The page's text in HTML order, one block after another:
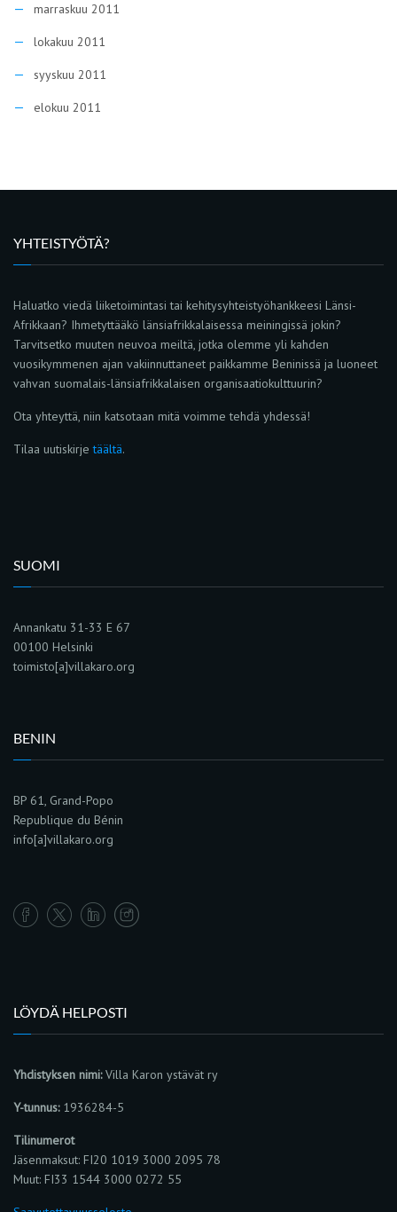
marraskuu 2011
lokakuu 2011
syyskuu 2011
elokuu 2011
YHTEISTYÖTÄ?
Haluatko viedä liiketoimintasi tai kehitysyhteistyöhankkeesi Länsi-
Afrikkaan? Ihmetyttääkö länsiafrikkalaisessa meiningissä jokin?
Tarvitsetko muuten neuvoa meiltä, jotka olemme yli kahden
vuosikymmenen ajan vakiinnuttaneet paikkamme Beninissä ja luoneet
vahvan suomalais-länsiafrikkalaisen organisaatiokulttuurin?
Ota yhteyttä, niin katsotaan mitä voimme tehdä yhdessä!
Tilaa uutiskirjetäältä.
SUOMI
Annankatu 31-33 E 67
00100 Helsinki
toimisto[a]villakaro.org
BENIN
BP 61, Grand-Popo
Republique du Bénin
info[a]villakaro.org
LÖYDÄ HELPOSTI
Yhdistyksen nimi:Villa Karon ystävät ry
Y-tunnus:1936284-5
Tilinumerot
Jäsenmaksut: FI20 1019 3000 2095 78
Muut: FI33 1544 3000 0272 55